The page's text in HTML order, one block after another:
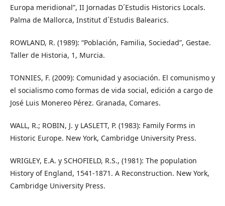
Europa meridional”, II Jornadas D´Estudis Historics Locals.
Palma de Mallorca, Institut d´Estudis Balearics.
ROWLAND, R. (1989): “Población, Familia, Sociedad”, Gestae.
Taller de Historia, 1, Murcia.
TONNIES, F. (2009): Comunidad y asociación. El comunismo y
el socialismo como formas de vida social, edición a cargo de
José Luis Monereo Pérez. Granada, Comares.
WALL, R.; ROBIN, J. y LASLETT, P. (1983): Family Forms in
Historic Europe. New York, Cambridge University Press.
WRIGLEY, E.A. y SCHOFIELD, R.S., (1981): The population
History of England, 1541-1871. A Reconstruction. New York,
Cambridge University Press.